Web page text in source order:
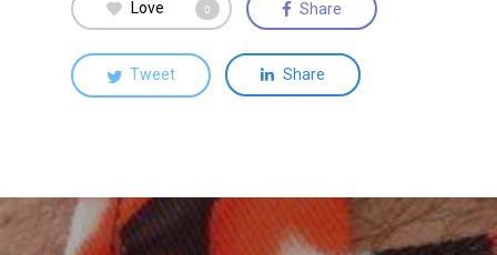
Love 0 Share
Tweet Share